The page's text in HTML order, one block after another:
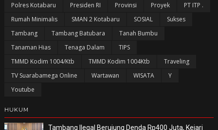
Polres Kotabaru
Presiden RI Provinsi Proyek
PT ITP .
Rumah Minimalis
SMAN 2 Kotabaru SOSIAL
Sukses
Tambang
Tambang Batubara
Tanah Bumbu
Tanaman Hias
Tenaga Dalam
TIPS
TMMD Kodim 1004/Ktb
TMMD Kodim 1004Ktb
Traveling
TV Suarabamega Online
Wartawan WISATA
Y
Youtube
HUKUM
Tambang Ilegal Berujung Denda Rp400 Juta, Kejari